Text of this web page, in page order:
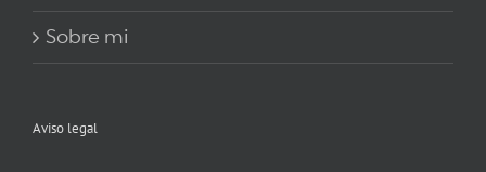
Sobre mi
Aviso legal